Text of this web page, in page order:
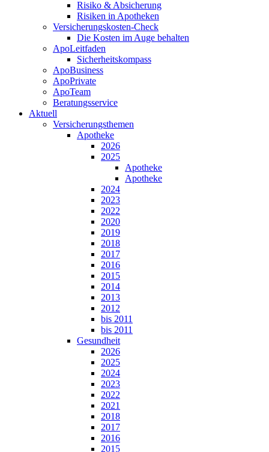
Risiko & Absicherung
Risiken in Apotheken
Versicherungskosten-Check
Die Kosten im Auge behalten
ApoLeitfaden
Sicherheitskompass
ApoBusiness
ApoPrivate
ApoTeam
Beratungsservice
Aktuell
Versicherungsthemen
Apotheke
2026
2025
Apotheke
Apotheke
2024
2023
2022
2020
2019
2018
2017
2016
2015
2014
2013
2012
bis 2011
bis 2011
Gesundheit
2026
2025
2024
2023
2022
2021
2018
2017
2016
2015